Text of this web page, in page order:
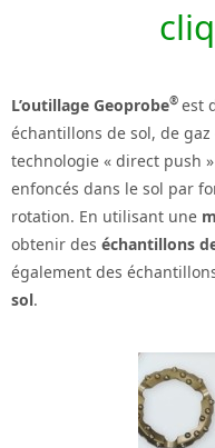
L’outillage Geoprobe® est
échantillons de sol, de gaz
technologie « direct push
enfoncés dans le sol par
rotation. En utilisant une
obtenir des échantillons
également des
sol.